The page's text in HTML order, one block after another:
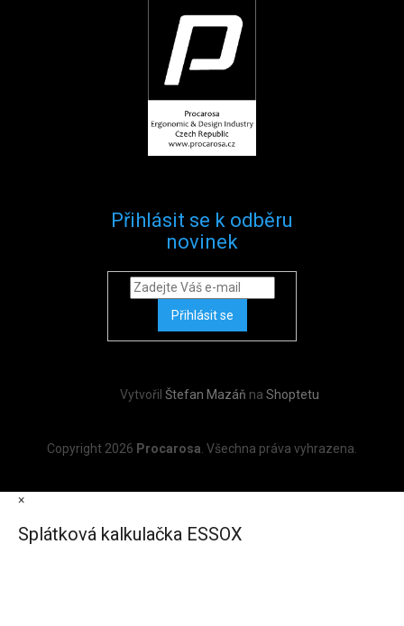
Přihlásit se k odběru
novinek
Přihlásit se
Vytvořil Štefan Mazáň na Shoptetu
Copyright 2026 Procarosa. Všechna práva vyhrazena.
×
Splátková kalkulačka ESSOX